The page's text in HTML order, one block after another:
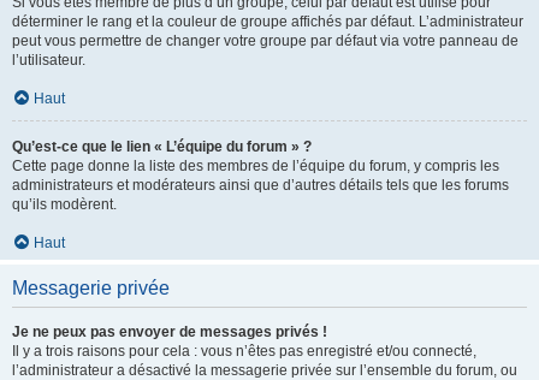
déterminer le rang et la couleur de groupe affichés par défaut. L’administrateur
peut vous permettre de changer votre groupe par défaut via votre panneau de
l’utilisateur.
Haut
Qu’est-ce que le lien « L’équipe du forum » ?
Cette page donne la liste des membres de l’équipe du forum, y compris les
administrateurs et modérateurs ainsi que d’autres détails tels que les forums
qu’ils modèrent.
Haut
Messagerie privée
Je ne peux pas envoyer de messages privés !
Il y a trois raisons pour cela : vous n’êtes pas enregistré et/ou connecté,
l’administrateur a désactivé la messagerie privée sur l’ensemble du forum, ou